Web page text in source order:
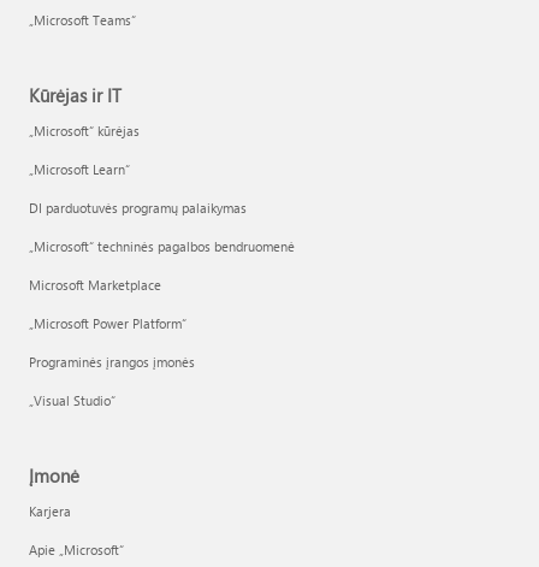
„Microsoft Teams“
Kūrėjas ir IT
„Microsoft“ kūrėjas
„Microsoft Learn“
DI parduotuvės programų palaikymas
„Microsoft“ techninės pagalbos bendruomenė
Microsoft Marketplace
„Microsoft Power Platform“
Programinės įrangos įmonės
„Visual Studio“
Įmonė
Karjera
Apie „Microsoft“